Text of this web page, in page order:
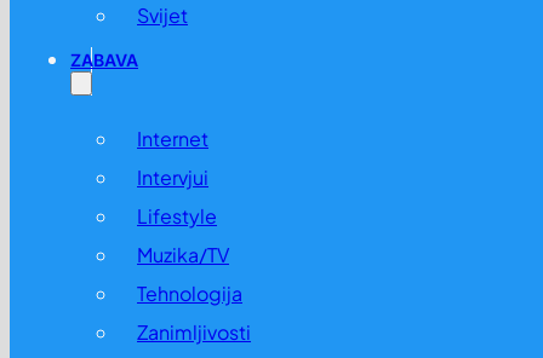
Svijet
ZABAVA
Internet
Intervjui
Lifestyle
Muzika/TV
Tehnologija
Zanimljivosti